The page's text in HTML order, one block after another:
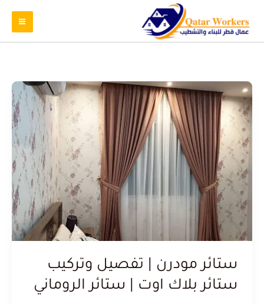
ستائر مودرن | تفصيل وتركيب
ستائر بلاك اوت | ستائر الروماني